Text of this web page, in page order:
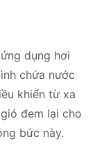
dụng hơi
chứa nước
khiển từ xa
đem lại cho
bức này.